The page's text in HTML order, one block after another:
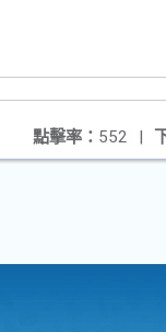
點擊率： 552 |